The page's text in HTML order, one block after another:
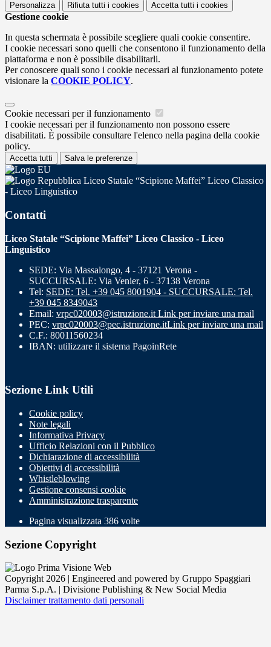
Personalizza Rifiuta tutti i cookies Accetta tutti i cookies
Gestione cookie
In questa schermata è possibile scegliere quali cookie consentire.
I cookie necessari sono quelli che consentono il funzionamento della
piattaforma e non è possibile disabilitarli.
Per conoscere quali sono i cookie necessari al funzionamento potete
visionare la COOKIE POLICY.
Cookie necessari per il funzionamento
I cookie necessari per il funzionamento non possono essere
disabilitati. È possibile consultare l'elenco nella pagina della cookie
policy.
Accetta tutti Salva le preferenze
Liceo Statale “Scipione Maffei” Liceo Classico
- Liceo Linguistico
Contatti
Liceo Statale “Scipione Maffei” Liceo Classico - Liceo
Linguistico
SEDE: Via Massalongo, 4 - 37121 Verona -
SUCCURSALE: Via Venier, 6 - 37138 Verona
Tel: SEDE: Tel. +39 045 8001904 - SUCCURSALE: Tel.
+39 045 8349043
Email: vrpc020003@istruzione.it Link per inviare una mail
PEC: vrpc020003@pec.istruzione.itLink per inviare una mail
C.F.: 80011560234
IBAN: utilizzare il sistema PagoinRete
Sezione Link Utili
Cookie policy
Note legali
Informativa Privacy
Ufficio Relazioni con il Pubblico
Dichiarazione di accessibilità
Obiettivi di accessibilità
Whistleblowing
Gestione consensi cookie
Amministrazione trasparente
Pagina visualizzata 386 volte
Sezione Copyright
Copyright 2026 | Engineered and powered by Gruppo Spaggiari
Parma S.p.A. | Divisione Publishing & New Social Media
Disclaimer trattamento dati personali